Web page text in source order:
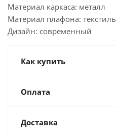
Материал каркаса: металл
Материал плафона: текстиль
Дизайн: современный
Как купить
Оплата
Доставка